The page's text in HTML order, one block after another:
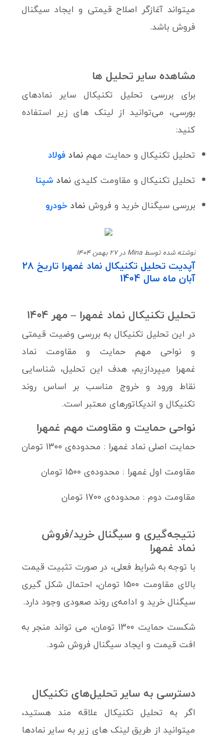
میتواند آغازگر اصلاح قیمتی و ایجاد سیگنال
فروش باشد.
مشاهده سایر تحلیل ها
برای بررسی تحلیل تکنیکال سایر نمادهای
بورسی، می‌توانید از لینک های زیر استفاده
کنید:
تحلیل تکنیکال و حمایت‌ مهم نماد فولاد
تحلیل تکنیکال و مقاومت کلیدی نماد شپنا
بررسی سیگنال خرید و فروش نماد خودرو
نوشته شده توسط Mina در 27 بهمن 1404
آپدیت تحلیل تکنیکال نماد غمهرا تاریخ 28
آبان ماه سال 1404
تحلیل تکنیکال نماد غمهرا – مهر ۱۴۰۴
در این تحلیل تکنیکال به بررسی وضیت قیمتی
و نواحی مهم حمایت و مقاومت نماد
غمهرا میپردازیم، هدف این تحلیل، شناسایی
نقاط ورود و خروج مناسب بر اساس روند
تکنیکال و اندیکاتورهای معتبر است.
نواحی حمایت و مقاومت مهم غمهرا
حمایت اصلی نماد غمهرا : محدوده‌ی 1300 تومان
مقاومت اول غمهرا : محدوده‌ی 1500 تومان
مقاومت دوم : محدوده‌ی 1700 تومان
نتیجه‌گیری و سیگنال خرید/فروش
نماد غمهرا
با توجه به شرایط فعلی، در صورت تثبیت قیمت
بالای مقاومت 1500 تومان، احتمال شکل گیری
سیگنال خرید و ادامه‌ی روند صعودی وجود دارد.
شکست حمایت 1300 تومان، می تواند منجر به
افت قیمت و ایجاد سیگنال فروش شود.
دسترسی به سایر تحلیل‌های تکنیکال
اگر به تحلیل تکنیکال علاقه مند هستید،
میتوانید از طریق لینک های زیر به سایر نمادها